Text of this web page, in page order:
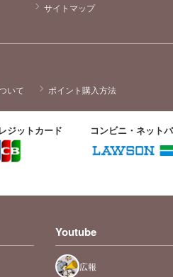
サイトマップ
いて ポイント購入方法
ジットカード コンビニ・ネット
Youtube
広報